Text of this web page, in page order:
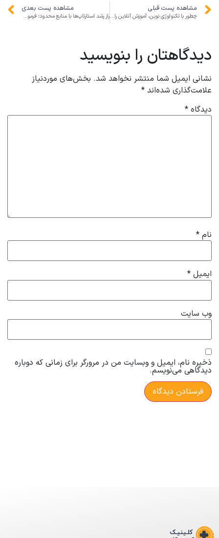
مشاهده پست قبلی
چطور با تکنولوژی نوین، آموزش آنلاین را متحول کنیم؟
مشاهده پست بعدی
راز رشد استارتاپ‌ها با منابع محدود؛ فرمول شتاب‌گیری در اکوسیستم ایران
دیدگاهتان را بنویسید
نشانی ایمیل شما منتشر نخواهد شد. بخش‌های موردنیاز
علامت‌گذاری شده‌اند *
دیدگاه *
نام *
ایمیل *
وب‌ سایت
ذخیره نام، ایمیل و وبسایت من در مرورگر برای زمانی که دوباره
دیدگاهی می‌نویسم.